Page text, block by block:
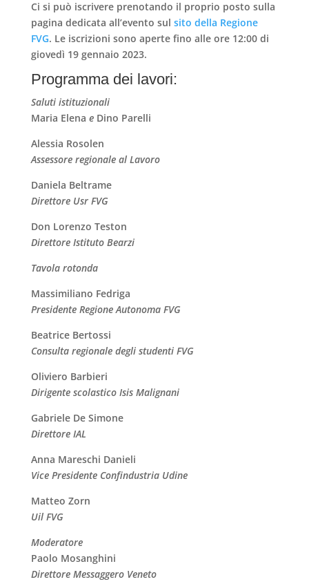
Ci si può iscrivereprenotando il proprio posto sulla
pagina dedicata all’evento sul sito della Regione
FVG. Le iscrizioni sono aperte fino alle ore 12:00 di
giovedì 19 gennaio 2023.
Programma dei lavori:
Saluti istituzionali
Maria Elena e Dino Parelli
Alessia Rosolen
Assessore regionale al Lavoro
Daniela Beltrame
Direttore Usr FVG
Don Lorenzo Teston
Direttore Istituto Bearzi
Tavola rotonda
Massimiliano Fedriga
Presidente Regione Autonoma FVG
Beatrice Bertossi
Consulta regionale degli studenti FVG
Oliviero Barbieri
Dirigente scolastico Isis Malignani
Gabriele De Simone
Direttore IAL
Anna Mareschi Danieli
Vice Presidente Confindustria Udine
Matteo Zorn
Uil FVG
Moderatore
Paolo Mosanghini
Direttore Messaggero Veneto